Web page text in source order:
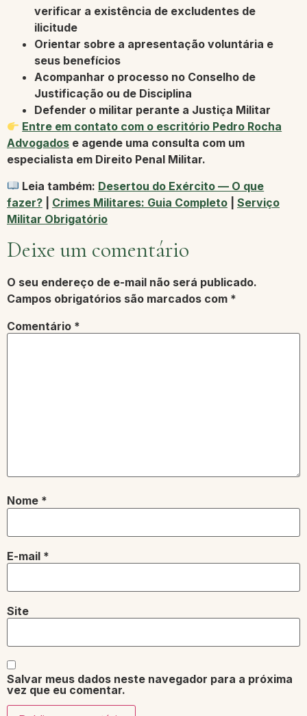
verificar a existência de excludentes de
ilicitude
Orientar sobre a apresentação voluntária e
seus benefícios
Acompanhar o processo no Conselho de
Justificação ou de Disciplina
Defender o militar perante a Justiça Militar
Entre em contato com o escritório Pedro Rocha
Advogados e agende uma consulta com um
especialista em Direito Penal Militar.
Leia também: Desertou do Exército — O que
fazer?
Crimes Militares: Guia Completo
Serviço
Militar Obrigatório
Deixe um comentário
O seu endereço de e-mail não será publicado.
Campos obrigatórios são marcados com *
Comentário *
Nome *
E-mail *
Site
Salvar meus dados neste navegador para a próxima
vez que eu comentar.